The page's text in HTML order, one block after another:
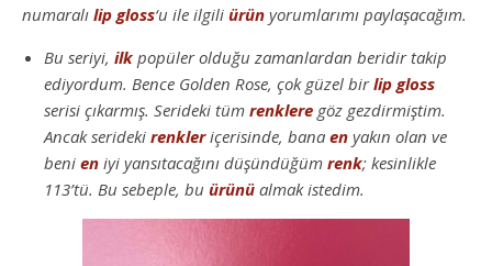
numaralı lip gloss‘u ile ilgili ürün yorumlarımı paylaşacağım.
Bu seriyi, ilk popüler olduğu zamanlardan beridir takip
ediyordum. Bence Golden Rose, çok güzel birlip gloss
serisi çıkarmış. Serideki tüm renklere göz gezdirmiştim.
Ancak serideki renkleriçerisinde, bana en yakın olan ve
beni en iyi yansıtacağını düşündüğüm renk; kesinlikle
113’tü. Bu sebeple, bu ürünü almak istedim.